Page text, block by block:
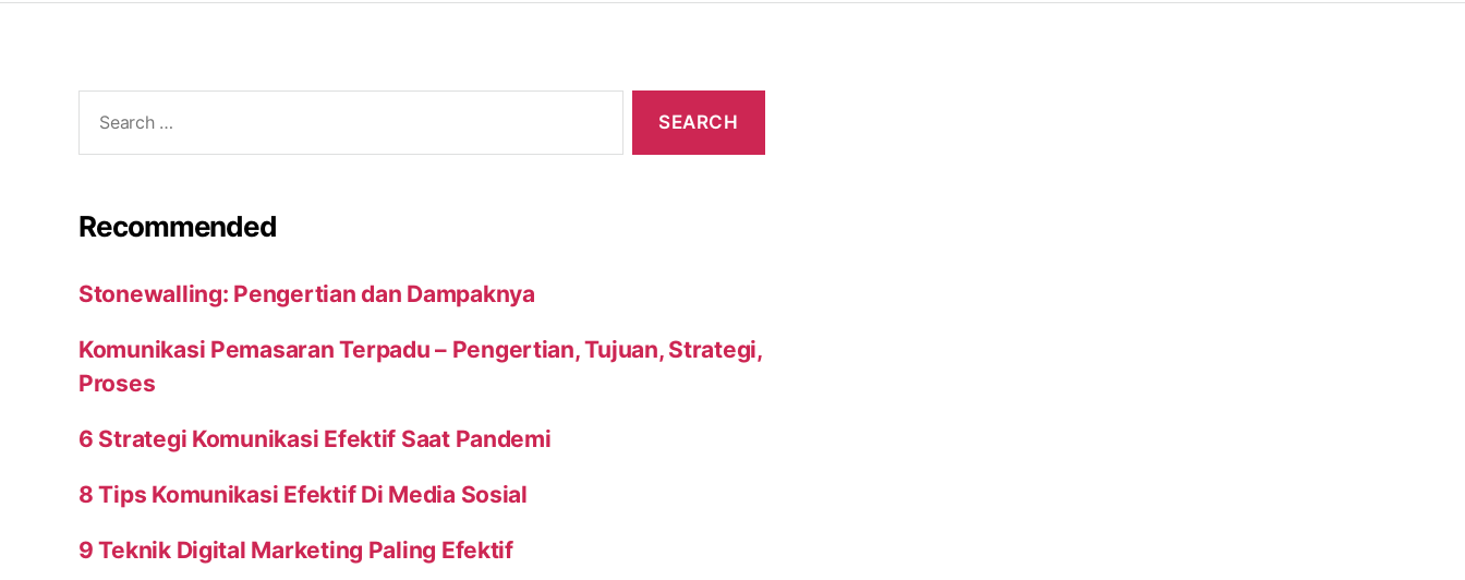
for:
Recommended
Stonewalling: Pengertian dan Dampaknya
Komunikasi Pemasaran Terpadu – Pengertian, Tujuan, Strategi,
Proses
6 Strategi Komunikasi Efektif Saat Pandemi
8 Tips Komunikasi Efektif Di Media Sosial
9 Teknik Digital Marketing Paling Efektif